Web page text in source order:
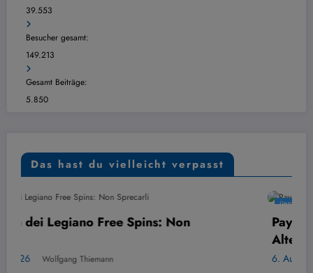
39.553
Besucher gesamt:
149.213
Gesamt Beiträge:
5.850
Das hast du vielleicht verpasst
ÜBERSICHT
PayPal at Spinkings: Pros, Cons,
6. August 2026